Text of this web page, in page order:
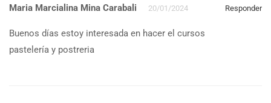
Maria Marcialina Mina Carabali 20/01/2024 Responder
Buenos días estoy interesada en hacer el cursos
pastelería y postreria